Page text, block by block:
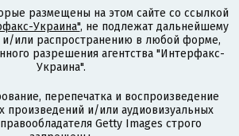
размещены на этом сайте со ссылкой
Украина", не подлежат дальнейшему
или распространению в любой форме,
разрешения агентства "Интерфакс-
Украина".
перепечатка и воспроизведение
произведений и/или аудиовизуальных
Getty Images строго